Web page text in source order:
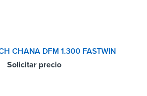
CHANA DFM 1.300 FASTWIN
Solicitar precio